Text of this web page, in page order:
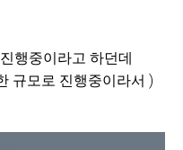
행중이라고 하던데
규모로 진행중이라서 )